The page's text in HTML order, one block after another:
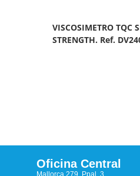
VISCOSIMETRO TQC
STRENGTH. Ref.
Oficina Central
Mallorca 279, Ppal. 3